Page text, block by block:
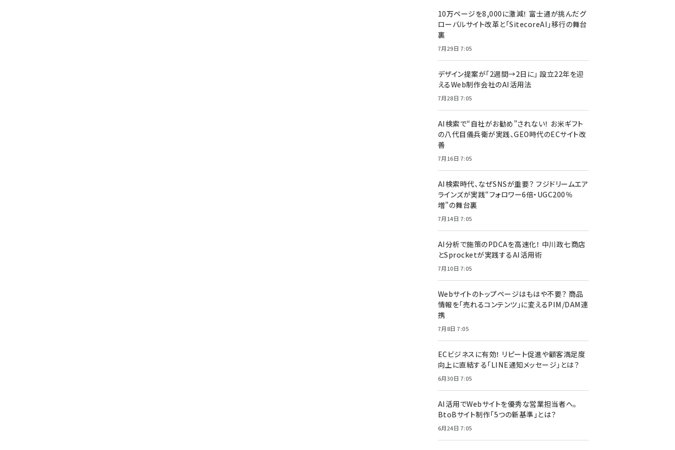
10万ページを8,000に激減！ 富士通が挑んだグ
ローバルサイト改革と「SitecoreAI」移行の舞台
裏
7月29日 7:05
デザイン提案が「2週間→2日に」 設立22年を迎
えるWeb制作会社のAI活用法
7月28日 7:05
AI検索で“自社がお勧め”されない！ お米ギフト
の八代目儀兵衛が実践、GEO時代のECサイト改
善
7月16日 7:05
AI検索時代、なぜSNSが重要？ フジドリームエア
ラインズが実践“フォロワー6倍・UGC200％
増”の舞台裏
7月14日 7:05
AI分析で施策のPDCAを高速化！ 中川政七商店
とSprocketが実践するAI活用術
7月10日 7:05
Webサイトのトップページはもはや不要？ 商品
情報を「売れるコンテンツ」に変えるPIM/DAM連
携
7月8日 7:05
ECビジネスに有効！ リピート促進や顧客満足度
向上に直結する「LINE通知メッセージ」とは？
6月30日 7:05
AI活用でWebサイトを優秀な営業担当者へ。
BtoBサイト制作「5つの新基準」とは？
6月24日 7:05